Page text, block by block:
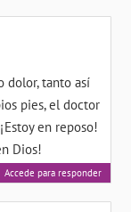
dolor, tanto así
pies, el doctor
en reposo!
Dios!
Accede para responder